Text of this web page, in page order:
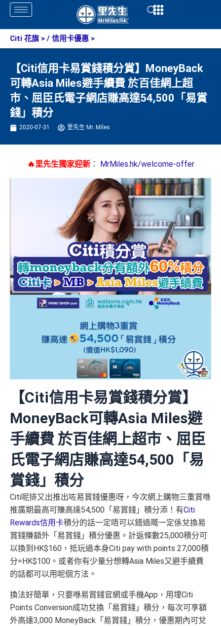
Skip
content
Open
Citi 花旗 > / 信用卡優惠 >
【Citi信用卡易賞錢積分賞】MoneyBack
可轉Asia Miles避手續費 於百佳網上超
市、屈臣氏電子網店賺高達54,500「易賞
錢」積分
2020-07-31 里先生 Mr. Miles
🔥里先生獨家迎新： MrMiles.hk/welcome-offer
【Citi信用卡易賞錢積分賞】
MoneyBack可轉Asia Miles避
手續費 於百佳網上超市、屈臣
氏電子網店賺高達54,500「易
賞錢」積分
Citi呢排又出推出咗易賞錢優惠呀，今次網上購物三重賞喺
推廣期最高可賺高達54,500「易賞錢」積分添！有Citi
Rewards信用卡積分的話一定唔可以錯過嘅一定係兌換易
賞錢賺額外「易賞錢」積分優惠。計返條數25,000積分可
以換到HK$160，抵玩過本身Citi pay with points 27,000積
分=HK$100。或者你有少量分想轉Asia Miles又避手續費
的話都可以用呢個方法。
換法好簡單，只要喺易賞錢官網或手機App，用埋Citi
Points Conversion成功兌換「易賞錢」積分，每次可享額
外高達3,000 MoneyBack「易賞錢」積分，優惠期內可兌